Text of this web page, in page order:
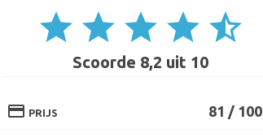
star star star star star_half
Scoorde 8,2 uit 10
credit_card PRIJS 81 / 100